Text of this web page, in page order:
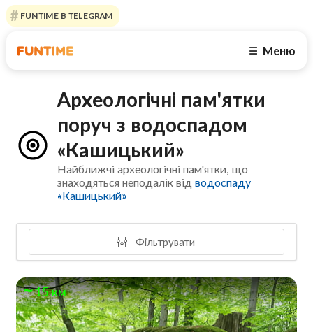
FUNTIME В TELEGRAM
☰ Меню
Археологічні пам'ятки
поруч з водоспадом
«Кашицький»
Найближчі археологічні пам'ятки, що
знаходяться неподалік відводоспаду
«Кашицький»
Фільтрувати
15 км